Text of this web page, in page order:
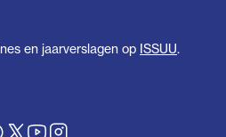
en jaarverslagen op ISSUU.